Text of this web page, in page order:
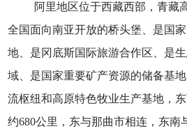
阿里地区位于西藏西部，青藏
全国面向南亚开放的桥头堡、是国
地、是冈底斯国际旅游合作区、是
域、是国家重要矿产资源的储备基
流枢纽和高原特色牧业生产基地，
约680公里，东与那曲市相连，东南